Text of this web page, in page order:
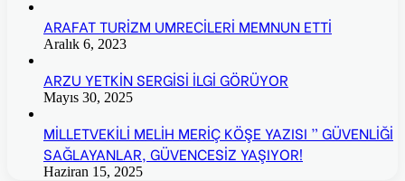
ARAFAT TURİZM UMRECİLERİ MEMNUN ETTİ
Aralık 6, 2023
ARZU YETKİN SERGİSİ İLGİ GÖRÜYOR
Mayıs 30, 2025
MİLLETVEKİLİ MELİH MERİÇ KÖŞE YAZISI ” GÜVENLİĞİ
SAĞLAYANLAR, GÜVENCESİZ YAŞIYOR!
Haziran 15, 2025